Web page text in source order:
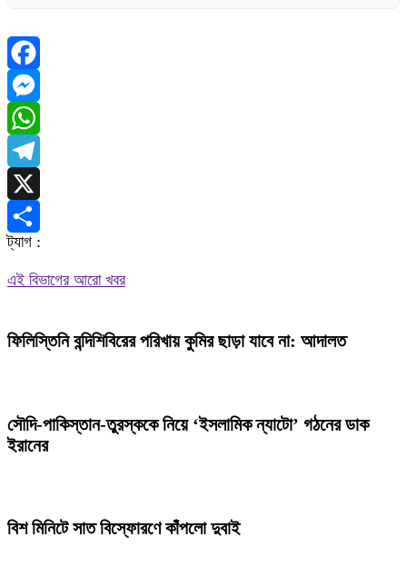
Facebook
Messenger
WhatsApp
Telegram
X
Share
ট্যাগ :
এই বিভাগের আরো খবর
ফিলিস্তিনি বন্দিশিবিরের পরিখায় কুমির ছাড়া যাবে না: আদালত
সৌদি-পাকিস্তান-তুরস্ককে নিয়ে ‘ইসলামিক ন্যাটো’ গঠনের ডাক
ইরানের
বিশ মিনিটে সাত বিস্ফোরণে কাঁপলো দুবাই